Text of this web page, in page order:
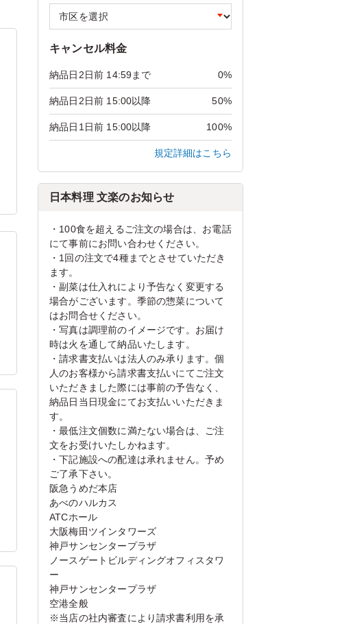
キャンセル料金
納品日2日前 14:59まで 0%
納品日2日前 15:00以降 50%
納品日1日前 15:00以降 100%
規定詳細はこちら
日本料理 文楽のお知らせ
・100食を超えるご注文の場合は、お電話
にて事前にお問い合わせください。
・1回の注文で4種までとさせていただき
ます。
・副菜は仕入れにより予告なく変更する
場合がございます。季節の惣菜について
はお問合せください。
・写真は調理前のイメージです。お届け
時は火を通して納品いたします。
・請求書支払いは法人のみ承ります。個
人のお客様から請求書支払いにてご注文
いただきました際には事前の予告なく、
納品日当日現金にてお支払いいただきま
す。
・最低注文個数に満たない場合は、ご注
文をお受けいたしかねます。
・下記施設への配達は承れません。予め
ご了承下さい。
阪急うめだ本店
あべのハルカス
ATCホール
大阪梅田ツインタワーズ
神戸サンセンタープラザ
ノースゲートビルディングオフィスタワ
ー
神戸サンセンタープラザ
空港全般
※当店の社内審査により請求書利用を承